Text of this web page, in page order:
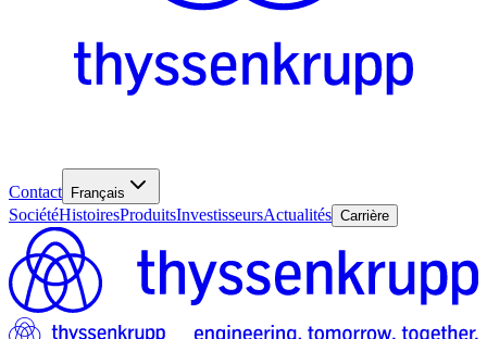
Contact Français
SociétéHistoiresProduitsInvestisseursActualités Carrière